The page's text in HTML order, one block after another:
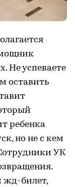
Не успеваете
оставить
ребенка
но не с кем
УК
жд-билет,